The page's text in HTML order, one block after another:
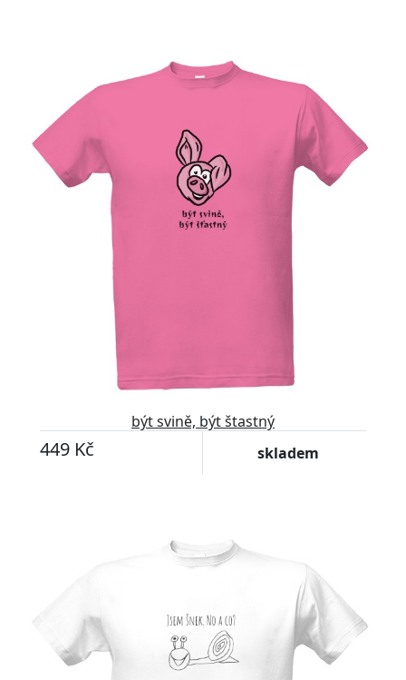
Upravitelný text
být svině, být štastný
449 Kč skladem